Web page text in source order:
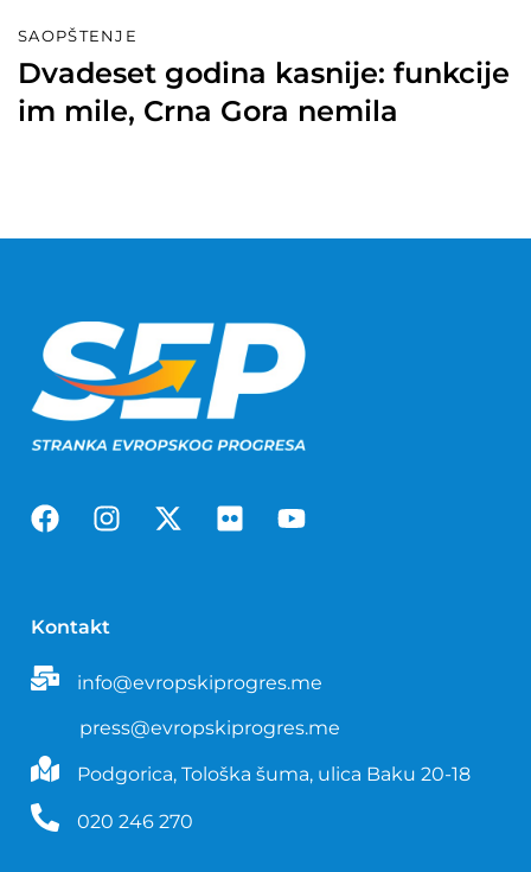
SAOPŠTENJE
Dvadeset godina kasnije: funkcije
im mile, Crna Gora nemila
Kontakt
info@evropskiprogres.me
press@evropskiprogres.me
Podgorica, Tološka šuma, ulica Baku 20-18
020 246 270